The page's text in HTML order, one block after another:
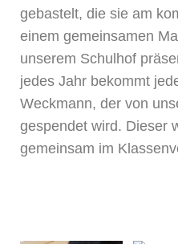
gebastelt, die sie am
einem gemeinsamen
unserem Schulhof
jedes Jahr bekommt
Weckmann, der von
gespendet wird. Dieser
gemeinsam im